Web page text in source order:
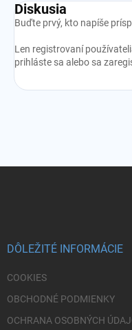
Diskusia
Buďte prvý, kto napíše
Len registrovaní
prihláste sa alebo sa
DÔLEŽITÉ INFORMÁCIE
COOKIES
OBCHODNÉ PODMIENKY
OCHRANA OSOBNÝCH